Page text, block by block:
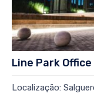
Line Park Office
Localização: